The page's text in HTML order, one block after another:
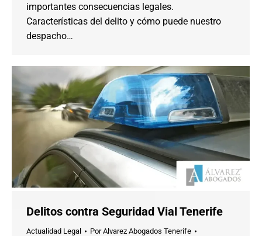
importantes consecuencias legales.
Características del delito y cómo puede nuestro
despacho…
Delitos contra Seguridad Vial Tenerife
Actualidad Legal PorAlvarez Abogados Tenerife